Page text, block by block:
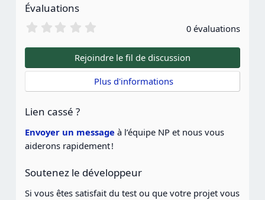
Évaluations
0
0
é
t
o
i
s
)
0 évaluations
Rejoindre le fil de discussion
Plus d'informations
Lien cassé ?
Envoyer un message à l’équipe NP et nous vous
aiderons rapidement !
Soutenez le développeur
Si vous êtes satisfait du test ou que votre projet vous